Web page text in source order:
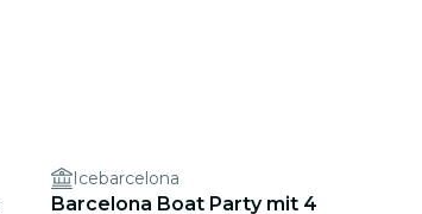
Icebarcelona
Barcelona Boat Party mit 4